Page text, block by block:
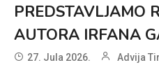
PREDSTAVLJAMO
AUTORA IRFANA
27. Jula 2026. Advija